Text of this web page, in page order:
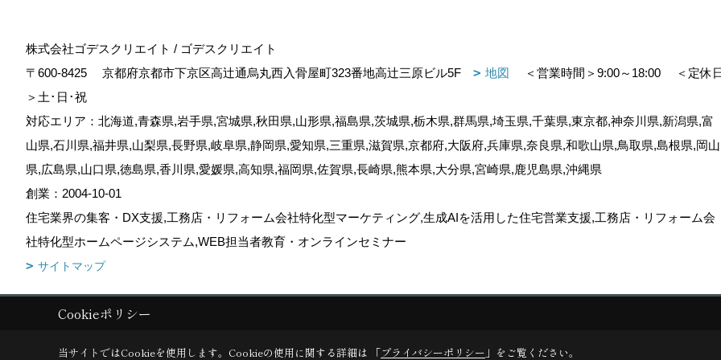
株式会社ゴデスクリエイト / ゴデスクリエイト
〒600-8425
京都府京都市下京区高辻通烏丸西入骨屋町323番地高辻三原ビル5F 地図 ＜営業時間＞9:00～18:00
＜定休
＞土･日･祝
対応エリア：北海道,青森県,岩手県,宮城県,秋田県,山形県,福島県,茨城県,栃木県,群馬県,埼玉県,千葉県,東京都,神奈川県,新潟県,富
山県,石川県,福井県,山梨県,長野県,岐阜県,静岡県,愛知県,三重県,滋賀県,京都府,大阪府,兵庫県,奈良県,和歌山県,鳥取県,島根県,岡山
県,広島県,山口県,徳島県,香川県,愛媛県,高知県,福岡県,佐賀県,長崎県,熊本県,大分県,宮崎県,鹿児島県,沖縄県
創業：2004-10-01
住宅業界の集客・DX支援,工務店・リフォーム会社特化型マーケティング,生成AIを活用した住宅営業支援,工務店・リフォーム会
社特化型ホームページシステム,WEB担当者教育・オンラインセミナー
サイトマップ
Copyright (c) GODDESS CREATE. All Rights Reserved.
Cookieポリシー
当サイトではCookieを使用します。 Cookieの使用に関する詳細は 「プライバシーポリシー 」をご覧ください。